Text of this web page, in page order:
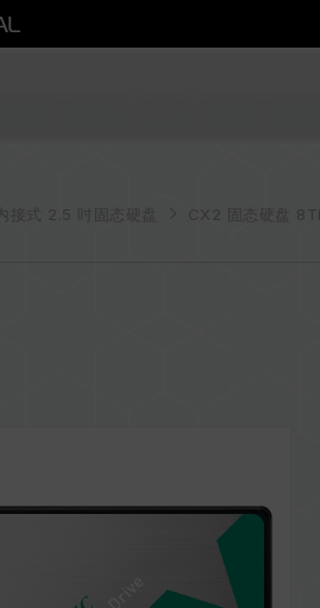
内接式 2.5 吋固态硬盘 CX2 固态硬盘 8TB